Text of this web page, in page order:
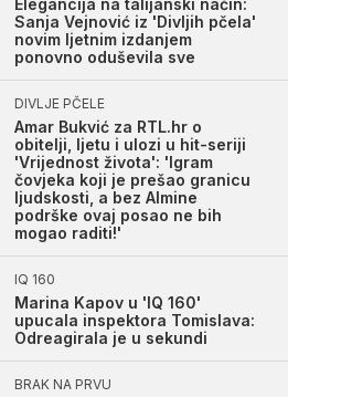
Elegancija na talijanski način:
Sanja Vejnović iz 'Divljih pčela'
novim ljetnim izdanjem
ponovno oduševila sve
DIVLJE PČELE
Amar Bukvić za RTL.hr o
obitelji, ljetu i ulozi u hit-seriji
'Vrijednost života': 'Igram
čovjeka koji je prešao granicu
ljudskosti, a bez Almine
podrške ovaj posao ne bih
mogao raditi!'
IQ 160
Marina Kapov u 'IQ 160'
upucala inspektora Tomislava:
Odreagirala je u sekundi
BRAK NA PRVU